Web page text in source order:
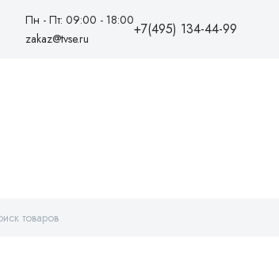
Пн - Пт: 09:00 - 18:00
zakaz@tvse.ru
+7(495) 134-44-99